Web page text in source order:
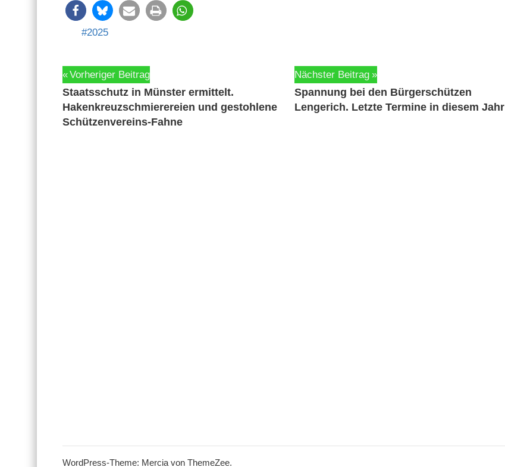
2025
Beitragsnavigation
Vorheriger Beitrag
Staatsschutz in Münster ermittelt.
Hakenkreuzschmierereien und gestohlene
Schützenvereins-Fahne
Nächster Beitrag
Spannung bei den Bürgerschützen
Lengerich. Letzte Termine in diesem Jahr
WordPress-Theme: Mercia von ThemeZee.